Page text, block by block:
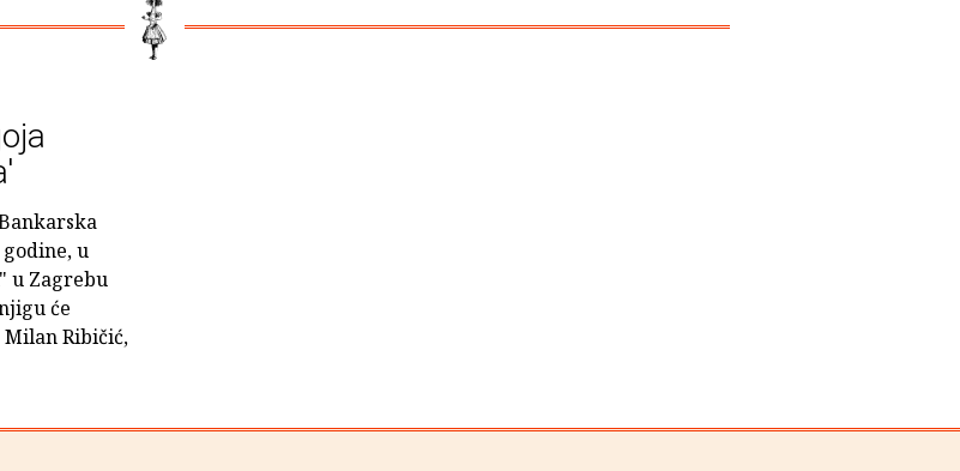
u
u Zagrebu
će
Ribičić,